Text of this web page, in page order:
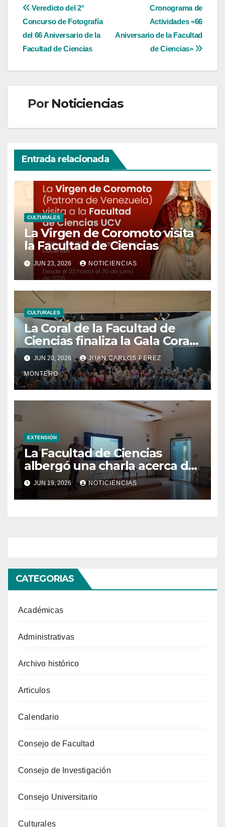
Navegación
de
entradas
Cronograma de
Actividades «66
Aniversario de la Facultad
de Ciencias»
Veredicto del 2°
Concurso de Fotografía
del 66 Aniversario de la
Facultad de Ciencias
Por Noticiencias
Entrada relacionada
CULTURALES
La Virgen de Coromoto visita
la Facultad de Ciencias
JUN 23, 2026 NOTICIENCIAS
CULTURALES
La Coral de la Facultad de
Ciencias finaliza la Gala Coral
UCVista con el segundo
concierto en homenaje al
centenario del natalicio de
Modesta Bor
JUN 20, 2026 JUAN CARLOS PEREZ
MONTERO
EXTENSIÓN
La Facultad de Ciencias
albergó una charla acerca de
la transformación hacia la
refrigeración sostenible
JUN 19, 2026 NOTICIENCIAS
CATEGORIAS
Académicas
Administrativas
Archivo histórico
Articulos
Calendario
Consejo de Facultad
Consejo de Investigación
Consejo Universitario
Culturales